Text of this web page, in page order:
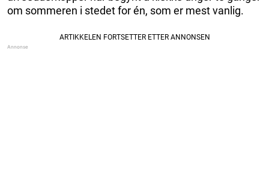
om sommeren i stedet for én, som er mest vanlig.